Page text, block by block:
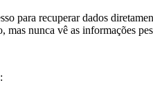
para recuperar dados
nunca vê as informações